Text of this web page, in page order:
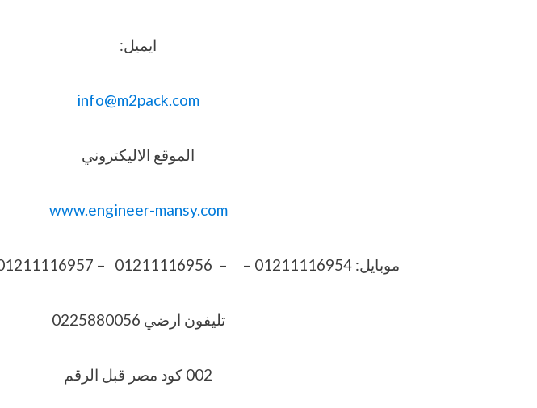
ايميل:
info@m2pack.com
الموقع الاليكتروني
www.engineer-mansy.com
موبايل: 01211116954 – – 01211116956 – 01211116957 – 01211116958
تليفون ارضي 0225880056
002 كود مصر قبل الرقم